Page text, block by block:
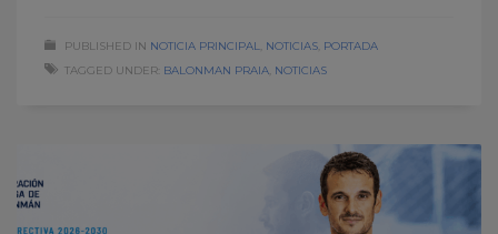
PUBLISHED IN NOTICIA PRINCIPAL NOTICIAS PORTADA
TAGGED UNDER: BALONMAN PRAIA NOTICIAS